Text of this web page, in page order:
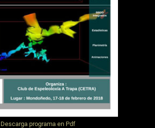
Descarga programa en Pdf